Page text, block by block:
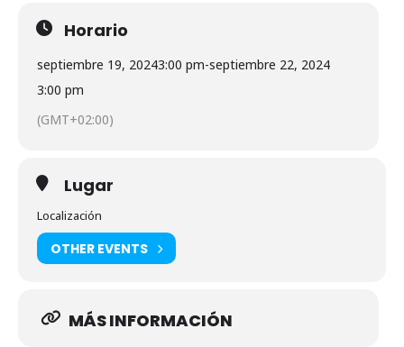
Horario
septiembre 19, 20243:00 pm-septiembre 22, 2024
3:00 pm
(GMT+02:00)
Lugar
Localización
OTHER EVENTS
MÁS INFORMACIÓN